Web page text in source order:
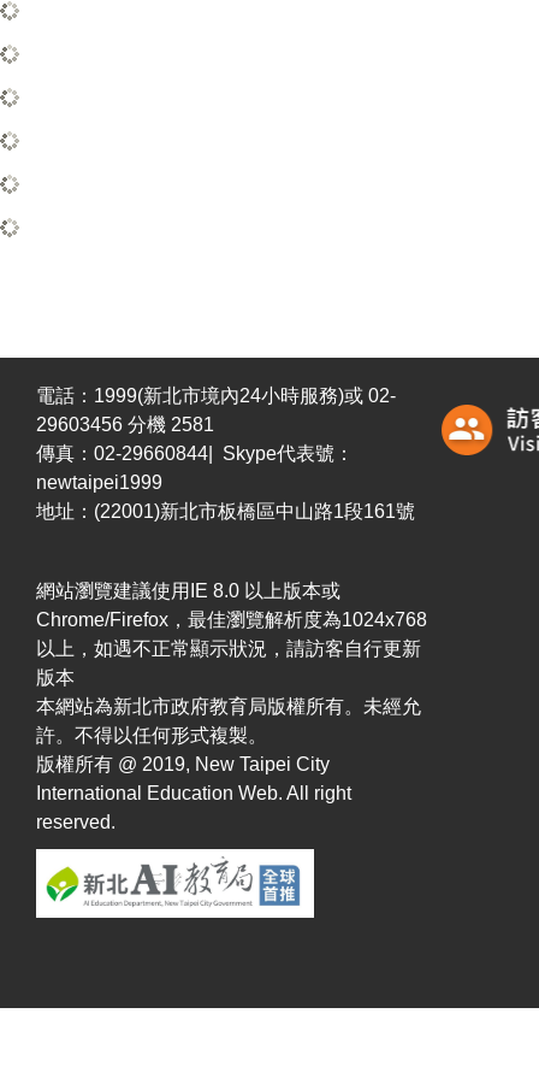
電話：1999(新北市境內24小時服務)或 02-
29603456 分機 2581
傳真：02-29660844| Skype代表號：
newtaipei1999
地址：(22001)新北市板橋區中山路1段161號
網站瀏覽建議使用IE 8.0 以上版本或
Chrome/Firefox，最佳瀏覽解析度為1024x768
以上，如遇不正常顯示狀況，請訪客自行更新
版本
本網站為新北市政府教育局版權所有。未經允
許。不得以任何形式複製。
版權所有 @ 2019, New Taipei City
International Education Web. All right
reserved.